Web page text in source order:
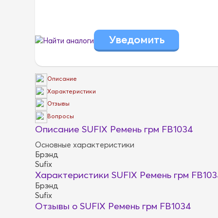
Найти аналоги
Описание
Характеристики
Отзывы
Вопросы
Описание SUFIX Ремень грм FB1034
Основные характеристики
Брэнд
Sufix
Характеристики SUFIX Ремень грм
Брэнд
Sufix
Отзывы о SUFIX Ремень грм FB1034